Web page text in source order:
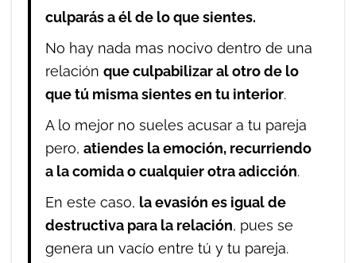
culparás a él de lo que sientes.
No hay nada mas nocivo dentro de una
relación que culpabilizar al otro de lo
que tú misma sientes en tu interior.
A lo mejor no sueles acusar a tu pareja
pero, atiendes la emoción, recurriendo
a la comida o cualquier otra adicción.
En este caso, la evasión es igual de
destructiva para la relación, pues se
genera un vacío entre tú y tu pareja.